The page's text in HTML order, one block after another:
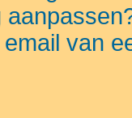
van